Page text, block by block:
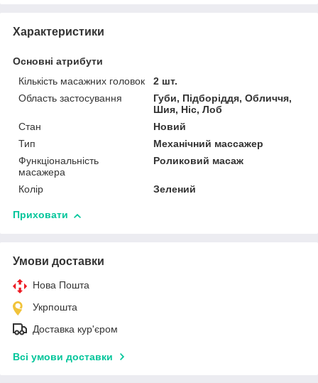
Характеристики
Основні атрибути
Кількість масажних головок
2 шт.
Область застосування
Губи, Підборіддя, Обличчя,
Шия, Ніс, Лоб
Стан
Новий
Тип
Механічний массажер
Функціональність
масажера
Роликовий масаж
Колір Зелений
Приховати
Умови доставки
Нова Пошта
Укрпошта
Доставка кур'єром
Всі умови доставки